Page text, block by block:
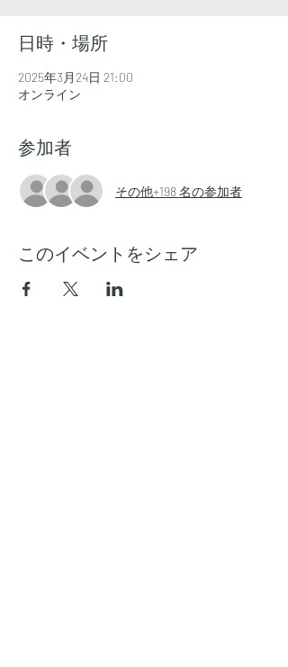
日時・場所
2025年3月24日 21:00
オンライン
参加者
その他+198 名の参加者
このイベントをシェア